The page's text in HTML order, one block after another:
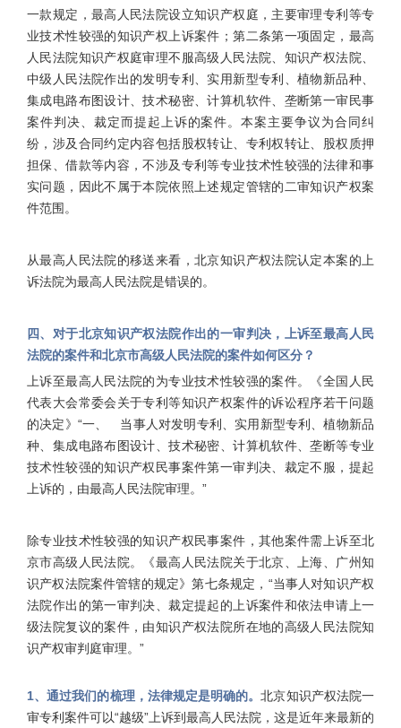
一款规定，最高人民法院设立知识产权庭，主要审理专利等专
业技术性较强的知识产权上诉案件；第二条第一项固定，最高
人民法院知识产权庭审理不服高级人民法院、知识产权法院、
中级人民法院作出的发明专利、实用新型专利、植物新品种、
集成电路布图设计、技术秘密、计算机软件、垄断第一审民事
案件判决、裁定而提起上诉的案件。本案主要争议为合同纠
纷，涉及合同约定内容包括股权转让、专利权转让、股权质押
担保、借款等内容，不涉及专利等专业技术性较强的法律和事
实问题，因此不属于本院依照上述规定管辖的二审知识产权案
件范围。
从最高人民法院的移送来看，北京知识产权法院认定本案的上
诉法院为最高人民法院是错误的。
四、对于北京知识产权法院作出的一审判决，上诉至最高人民
法院的案件和北京市高级人民法院的案件如何区分？
上诉至最高人民法院的为专业技术性较强的案件。《全国人民
代表大会常委会关于专利等知识产权案件的诉讼程序若干问题
的决定》“一、 当事人对发明专利、实用新型专利、植物新品
种、集成电路布图设计、技术秘密、计算机软件、垄断等专业
技术性较强的知识产权民事案件第一审判决、裁定不服，提起
上诉的，由最高人民法院审理。”
除专业技术性较强的知识产权民事案件，其他案件需上诉至北
京市高级人民法院。《最高人民法院关于北京、上海、广州知
识产权法院案件管辖的规定》第七条规定，“当事人对知识产权
法院作出的第一审判决、裁定提起的上诉案件和依法申请上一
级法院复议的案件，由知识产权法院所在地的高级人民法院知
识产权审判庭审理。”
1、通过我们的梳理，法律规定是明确的。北京知识产权法院一
审专利案件可以“越级”上诉到最高人民法院，这是近年来最新的